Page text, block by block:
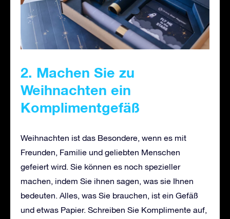
2. Machen Sie zu
Weihnachten ein
Komplimentgefäß
Weihnachten ist das Besondere, wenn es mit
Freunden, Familie und geliebten Menschen
gefeiert wird. Sie können es noch spezieller
machen, indem Sie ihnen sagen, was sie Ihnen
bedeuten. Alles, was Sie brauchen, ist ein Gefäß
und etwas Papier. Schreiben Sie Komplimente auf,